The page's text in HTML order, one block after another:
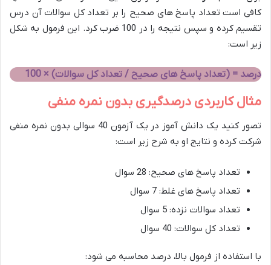
کافی است تعداد پاسخ های صحیح را بر تعداد کل سوالات آن درس
تقسیم کرده و سپس نتیجه را در 100 ضرب کرد. این فرمول به شکل
زیر است:
درصد = (تعداد پاسخ های صحیح / تعداد کل سوالات) × 100
مثال کاربردی درصدگیری بدون نمره منفی
تصور کنید یک دانش آموز در یک آزمون 40 سوالی بدون نمره منفی
شرکت کرده و نتایج او به شرح زیر است:
تعداد پاسخ های صحیح: 28 سوال
تعداد پاسخ های غلط: 7 سوال
تعداد سوالات نزده: 5 سوال
تعداد کل سوالات: 40 سوال
با استفاده از فرمول بالا، درصد محاسبه می شود: